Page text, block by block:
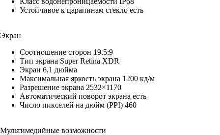
Устойчивое к царапинам стекло есть
Экран
Соотношение сторон 19.5:9
Тип экрана Super Retina XDR
Экран 6,1 дюйма
Максимальная яркость экрана 1200 кд/м
Разрешение экрана 2532×1170
Автоматический поворот экрана есть
Число пикселей на дюйм (PPI) 460
Мультимедийные возможности